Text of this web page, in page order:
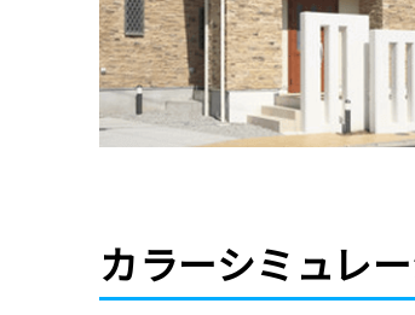
カラーシミュレ